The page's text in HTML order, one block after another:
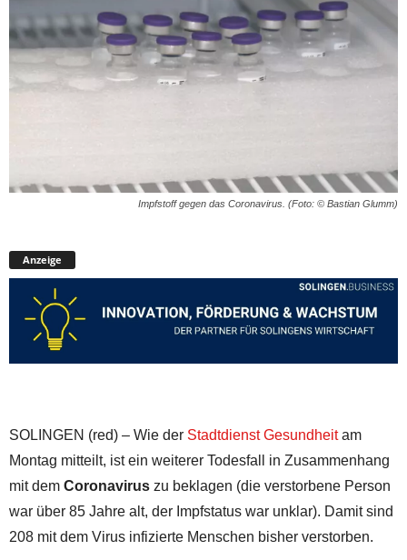
Impfstoff gegen das Coronavirus. (Foto: © Bastian Glumm)
Anzeige
SOLINGEN (red) – Wie der Stadtdienst Gesundheitam
Montag mitteilt, ist ein weiterer Todesfall in Zusammenhang
mit dem Coronavirus zu beklagen (die verstorbene Person
war über 85 Jahre alt, der Impfstatus war unklar). Damit sind
208 mit dem Virus infizierte Menschen bisher verstorben.